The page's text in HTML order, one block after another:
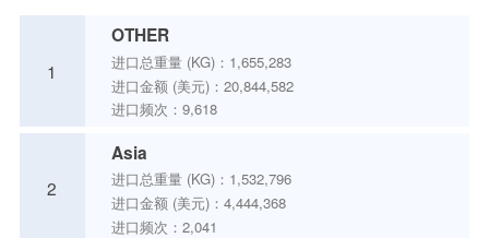
1
OTHER
进口总重量 (KG)：1,655,283
进口金额 (美元)：20,844,582
进口频次：9,618
2
Asia
进口总重量 (KG)：1,532,796
进口金额 (美元)：4,444,368
进口频次：2,041